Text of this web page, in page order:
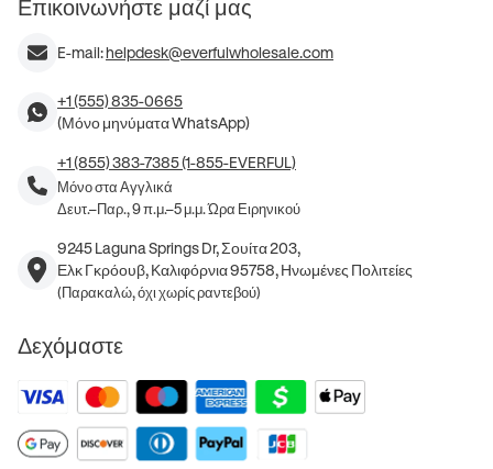
Επικοινωνήστε μαζί μας
E-mail:helpdesk@everfulwholesale.com
+1 (555) 835-0665
(Μόνο μηνύματα WhatsApp)
+1 (855) 383-7385 (1-855-EVERFUL)
Μόνο στα Αγγλικά
Δευτ.–Παρ., 9 π.μ.–5 μ.μ. Ώρα Ειρηνικού
9245 Laguna Springs Dr, Σουίτα 203,
Ελκ Γκρόουβ, Καλιφόρνια 95758, Ηνωμένες Πολιτείες
(Παρακαλώ, όχι χωρίς ραντεβού)
Δεχόμαστε